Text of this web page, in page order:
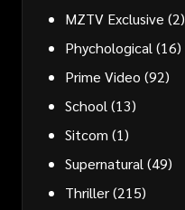
MZTV Exclusive (2)
Phychological (16)
Prime Video (92)
School (13)
Sitcom (1)
Supernatural (49)
Thriller(215)